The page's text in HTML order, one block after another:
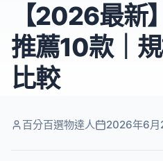
【2026最新
推薦10款｜
比較
百分百選物達人 2026年6月